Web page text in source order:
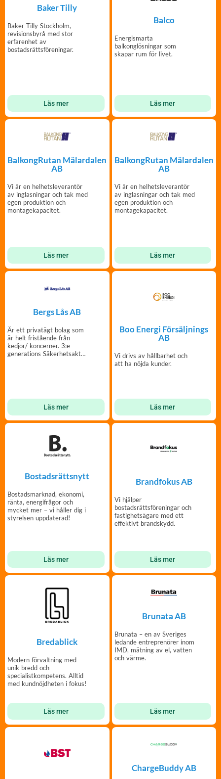
Baker Tilly
Baker Tilly Stockholm,
revisionsbyrå med stor
erfarenhet av
bostadsrättsföreningar.
Läs mer
Balco
Energismarta
balkonglösningar som
skapar rum för livet.
Läs mer
BalkongRutan Mälardalen
AB
Vi är en helhetsleverantör
av inglasningar och tak med
egen produktion och
montagekapacitet.
Läs mer
BalkongRutan Mälardalen
AB
Vi är en helhetsleverantör
av inglasningar och tak med
egen produktion och
montagekapacitet.
Läs mer
Bergs Lås AB
Är ett privatägt bolag som
är helt fristående från
kedjor/ koncerner. 3:e
generations Säkerhetsaktör
Läs mer
Boo Energi Försäljnings
AB
Vi drivs av hållbarhet och
att ha nöjda kunder.
Läs mer
Bostadsrättsnytt
Bostadsmarknad, ekonomi,
ränta, energifrågor och
mycket mer – vi håller dig i
styrelsen uppdaterad!
Läs mer
Brandfokus AB
Vi hjälper
bostadsrättsföreningar och
fastighetsägare med ett
effektivt brandskydd.
Läs mer
Bredablick
Modern förvaltning med
unik bredd och
specialistkompetens. Alltid
med kundnöjdheten i fokus!
Läs mer
Brunata AB
Brunata – en av Sveriges
ledande entreprenörer inom
IMD, mätning av el, vatten
och värme.
Läs mer
ChargeBuddy AB